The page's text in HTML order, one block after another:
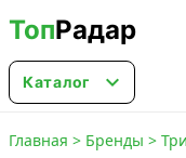
ТопРадар
Каталог 
Главная > Бренды >